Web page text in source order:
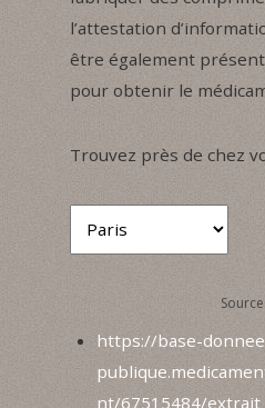
l’attestation
être également
pour obtenir le
Trouvez près de chez
https://base-
nt/67515484/extrait